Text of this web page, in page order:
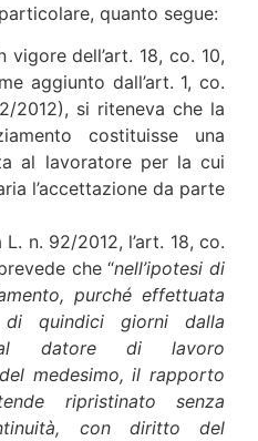
quanto segue:
vigore dell’art. 18, co. 10,
aggiunto dall’art. 1, co.
2012), si riteneva che la
costituisse una
al lavoratore per la cui
l’accettazione da parte
n. 92/2012, l’art. 18, co.
che “nell’ipotesi di
purché effettuata
quindici giorni dalla
al datore di lavoro
medesimo, il rapporto
ripristinato senza
con diritto del